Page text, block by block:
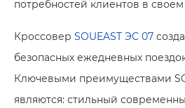
потребностей клиентов в своем
Кроссовер SOUEAST ЭC 07
безопасных ежедневных
Ключевыми преимуществами
являются: стильный